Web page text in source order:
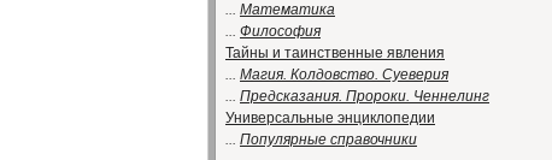
... Математика
... Философия
Тайны и таинственные явления
... Магия. Колдовство. Суеверия
... Предсказания. Пророки. Ченнелинг
Универсальные энциклопедии
... Популярные справочники